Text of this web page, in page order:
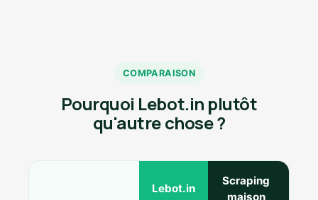
COMPARAISON
Pourquoi Lebot.in plutôt
qu'autre chose ?
Lebot.in
Scraping
maison